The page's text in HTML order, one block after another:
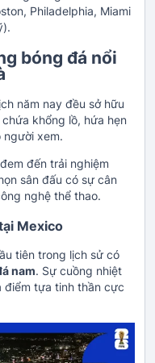
Philadelphia, Miami
bóng đá nổi
năm nay đều sở hữu
khổng lồ, hứa hẹn
người xem.
đến trải nghiệm
sân đấu có sự cân
nghệ thể thao.
Mexico
tiên trong lịch sử có
nam. Sự cuồng nhiệt
điểm tựa tinh thần cực